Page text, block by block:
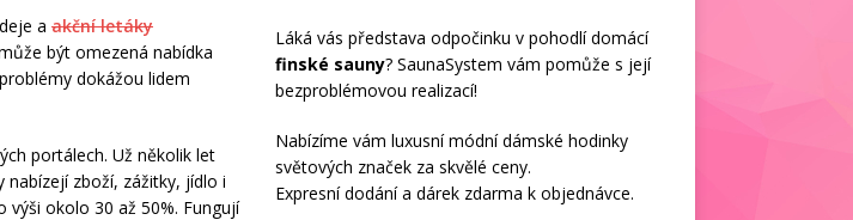
a akční letáky
být omezená nabídka
dokážou lidem
portálech. Už několik let
zboží, zážitky, jídlo i
výši okolo 30 až 50%. Fungují
Láká vás představa odpočinku v pohodlí domácí
finské sauny? SaunaSystem vám pomůže s její
bezproblémovou realizací!
Nabízíme vám luxusní módnídámské hodinky
světových značek za skvělé ceny.
Expresní dodání a dárek zdarma k objednávce.